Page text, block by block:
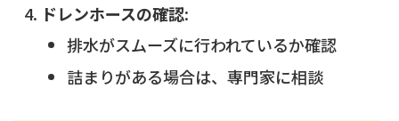
ドレンホースの確認:
排水がスムーズに行われているか確認
詰まりがある場合は、専門家に相談